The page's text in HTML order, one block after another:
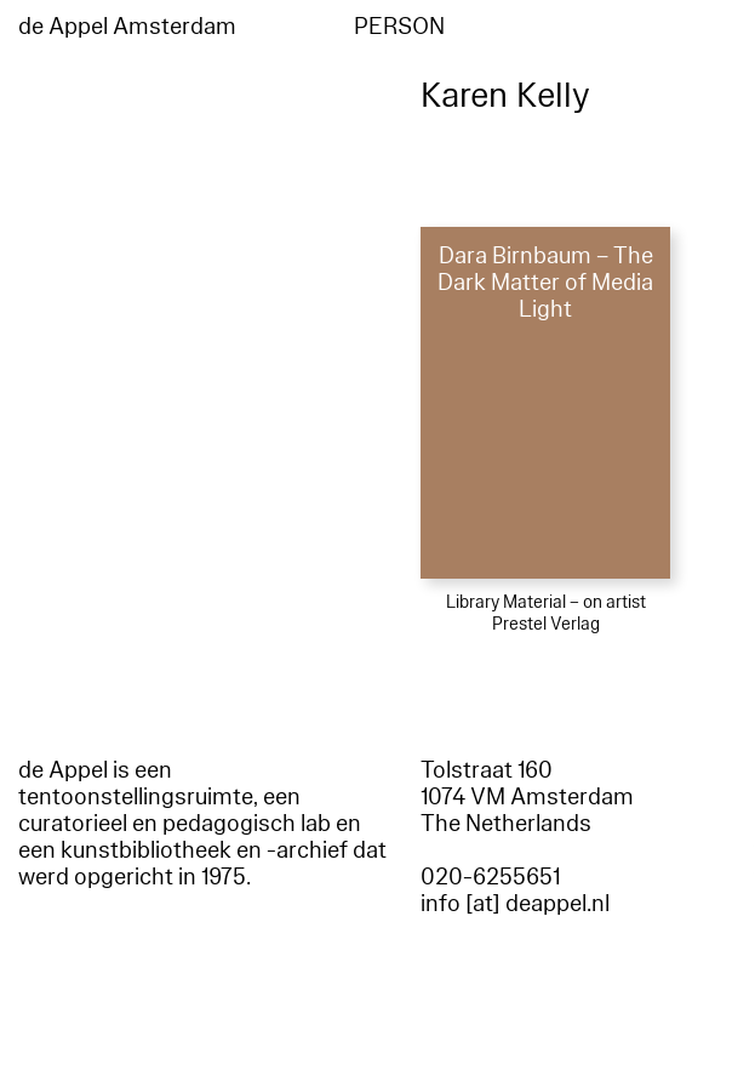
de Appel Amsterdam PERSON
Karen Kelly
Dara Birnbaum – The
Dark Matter of Media
Light
Library Material – on artist
Prestel Verlag
de Appel is een
tentoonstellingsruimte, een
curatorieel en pedagogisch lab en
een kunstbibliotheek en -archief dat
werd opgericht in 1975.
Tolstraat 160
1074 VM Amsterdam
The Netherlands
020-6255651
info [at] deappel.nl